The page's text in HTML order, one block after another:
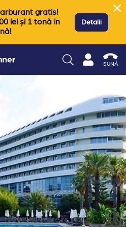
gratis!
lei și 1 tonă in
Detalii
SUNĂ